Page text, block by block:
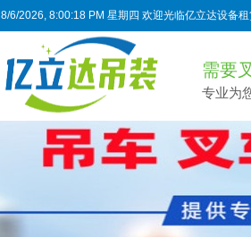
8/6/2026, 8:00:19 PM 星期四 欢迎光临亿立达设备
需要
专业为